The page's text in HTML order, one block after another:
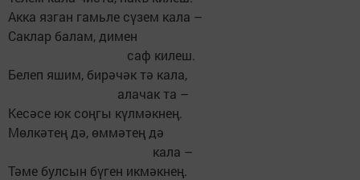
Акка язган гамьле сүзем кала –
Саклар балам, димен
саф килеш.
Белеп яшим, бирәчәк тә кала,
алачак та –
Кесәсе юк соңгы күлмәкнең.
Мөлкәтең дә, өммәтең дә
кала –
Тәме булсын бүген икмәкнең.